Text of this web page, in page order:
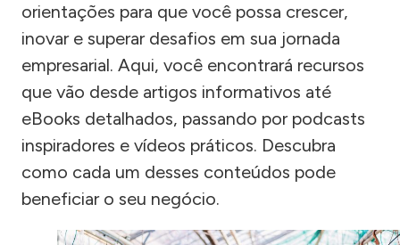
orientações para que você possa crescer,
inovar e superar desafios em sua jornada
empresarial. Aqui, você encontrará recursos
que vão desde artigos informativos até
eBooks detalhados, passando por podcasts
inspiradores e vídeos práticos. Descubra
como cada um desses conteúdos pode
beneficiar o seu negócio.